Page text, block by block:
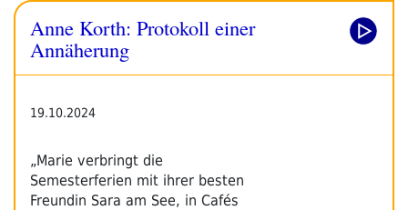
Anne Korth: Protokoll einer
Annäherung
19.10.2024
„Marie verbringt die
Semesterferien mit ihrer besten
Freundin Sara am See, in Cafés